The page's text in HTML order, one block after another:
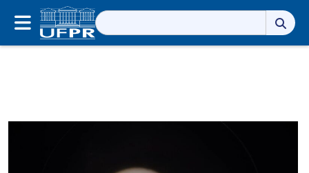
Pesquisar
por: